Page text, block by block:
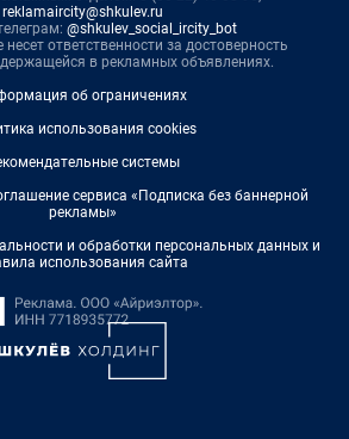
reklamaircity@shkulev.ru
@shkulev_social_ircity_bot
несет ответственности за достоверность
в рекламных объявлениях.
об ограничениях
использования cookies
системы
сервиса «Подписка без баннерной
рекламы»
и обработки персональных данных и
использования сайта